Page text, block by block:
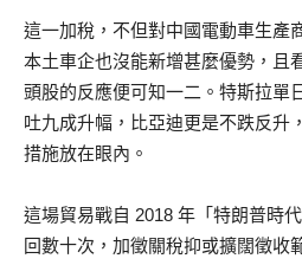
這一加稅，不但對中國電動車生產
本土車企也沒能新增甚麼優勢，且
頭股的反應便可知一二。特斯拉單
吐九成升幅，比亞迪更是不跌反升
措施放在眼內。
這場貿易戰自 2018 年「特朗普時
回數十次，加徵關稅抑或擴闊徵收